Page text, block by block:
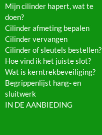
Mijn cilinder hapert, wat te
doen?
Cilinder afmeting bepalen
Cilinder vervangen
Cilinder of sleutels bestellen?
Hoe vind ik het juiste slot?
Wat is kerntrekbeveiliging?
Begrippenlijst hang- en
sluitwerk
IN DE AANBIEDING